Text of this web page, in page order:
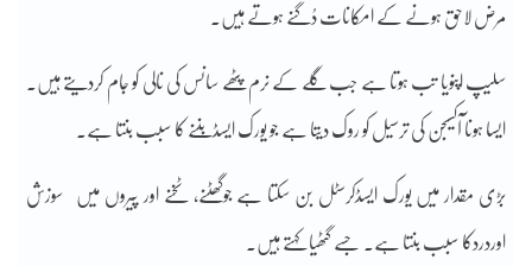
مرض لاحق ہونے کے امکانات دُگنے ہوتے ہیں۔
سلیپ اپنویا تب ہوتا ہے جب گلے کے نرم پٹھے سانس کی نالی کو جام کردیتے ہیں۔
ایسا ہونا آکسیجن کی ترسیل کو روک دیتا ہے جو یورک ایسڈبننے کا سبب بنتا ہے۔
بڑی مقدار میں یورک ایسڈکرسٹل بن سکتا ہے جوگھٹنے، ٹخنے اور پیروں میں سوزش
اوردردکا سبب بنتا ہے۔ جسے گٹھیا کہتے ہیں۔